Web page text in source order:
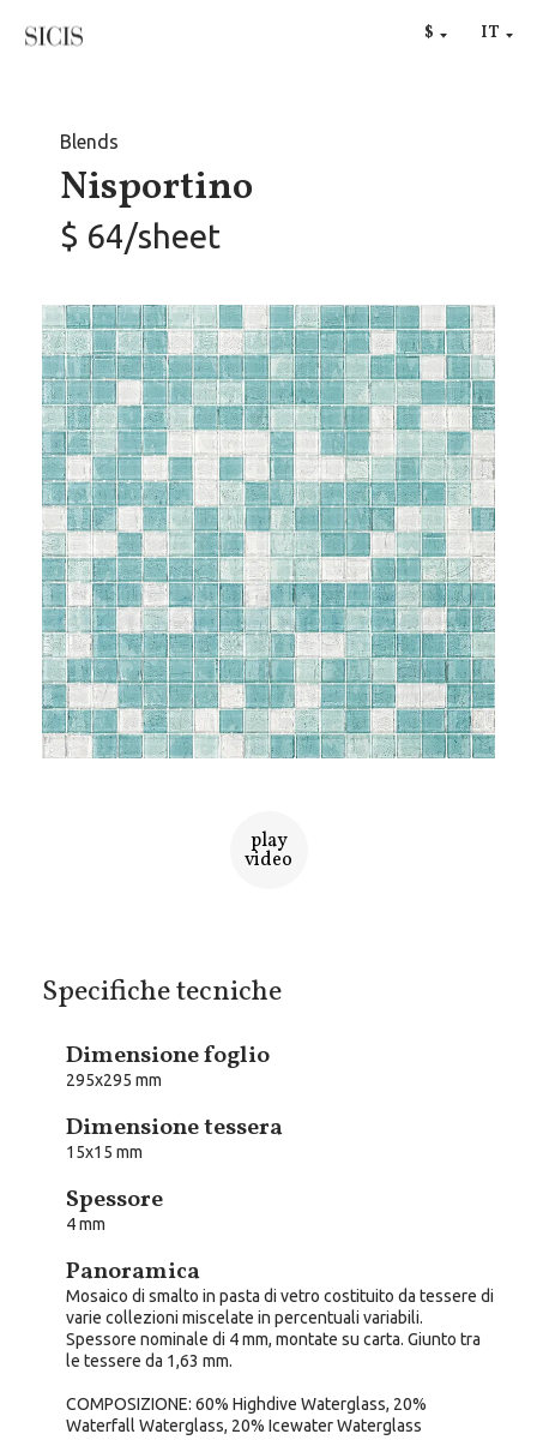
$€ IT
RU
Blends
Nisportino
$ 64/sheet
play
video
Specifiche tecniche
Dimensione foglio
295x295 mm
Dimensione tessera
15x15 mm
Spessore
4 mm
Panoramica
Mosaico di smalto in pasta di vetro costituito da tessere di
varie collezioni miscelate in percentuali variabili.
Spessore nominale di 4 mm, montate su carta. Giunto tra
le tessere da 1,63 mm.
COMPOSIZIONE: 60% Highdive Waterglass, 20%
Waterfall Waterglass, 20% Icewater Waterglass